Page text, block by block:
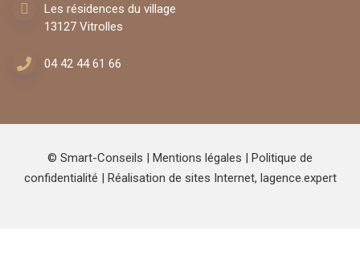
Les résidences du village
13127 Vitrolles
04 42 44 61 66
© Smart-Conseils | Mentions légales | Politique de
confidentialité | Réalisation de sites Internet, lagence.expert